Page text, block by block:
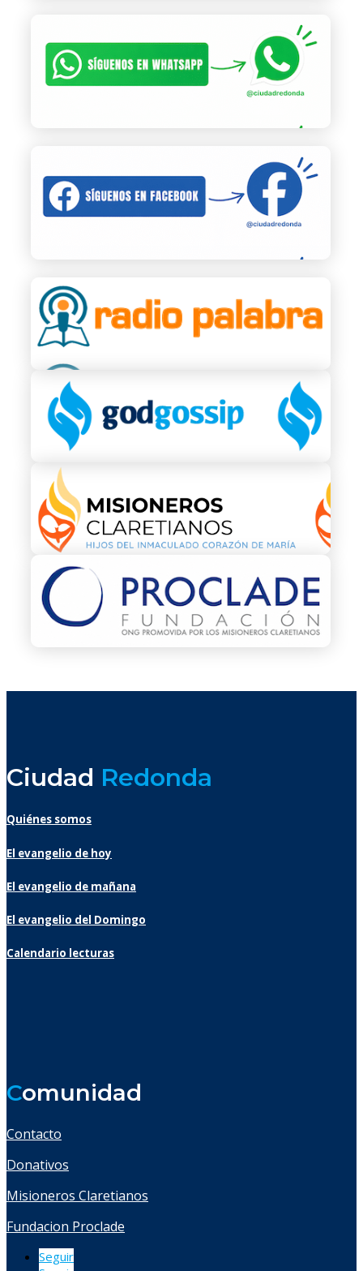
Ciudad Redonda
Quiénes somos
El evangelio de hoy
El evangelio de mañana
El evangelio del Domingo
Calendario lecturas
Comunidad
Contacto
Donativos
Misioneros Claretianos
Fundacion Proclade
Seguir